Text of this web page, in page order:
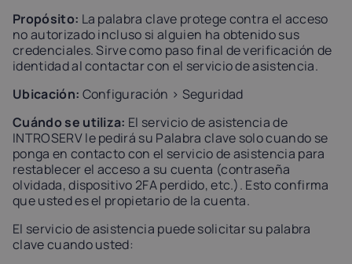
Propósito: La palabra clave protege contra el acceso
no autorizado incluso si alguien ha obtenido sus
credenciales. Sirve como paso final de verificación de
identidad al contactar con el servicio de asistencia.
Ubicación: Configuración > Seguridad
Cuándo se utiliza: El servicio de asistencia de
INTROSERV le pedirá su Palabra clave solo cuando se
ponga en contacto con el servicio de asistencia para
restablecer el acceso a su cuenta (contraseña
olvidada, dispositivo 2FA perdido, etc.). Esto confirma
que usted es el propietario de la cuenta.
El servicio de asistencia puede solicitar su palabra
clave cuando usted: